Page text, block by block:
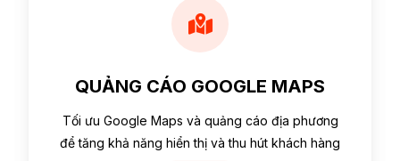
QUẢNG CÁO GOOGLE MAPS
Tối ưu Google Maps và quảng cáo địa phương
để tăng khả năng hiển thị và thu hút khách hàng